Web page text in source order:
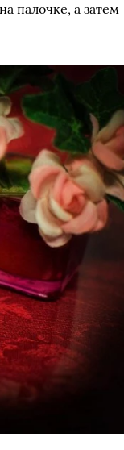
палочке, а затем